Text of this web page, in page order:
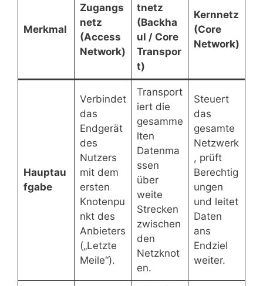
Merkmal
Zugangs
netz
(Access
Network)
tnetz
(Backha
ul / Core
Transpor
t)
Kernnetz
(Core
Network)
Hauptau
fgabe
Verbindet
das
Endgerät
des
Nutzers
mit dem
ersten
Knotenpu
nkt des
Anbieters
(„Letzte
Meile“).
Transport
iert die
gesamme
lten
Datenma
ssen
über
weite
Strecken
zwischen
den
Netzknot
en.
Steuert
das
gesamte
Netzwerk
, prüft
Berechtig
ungen
und leitet
Daten
ans
Endziel
weiter.